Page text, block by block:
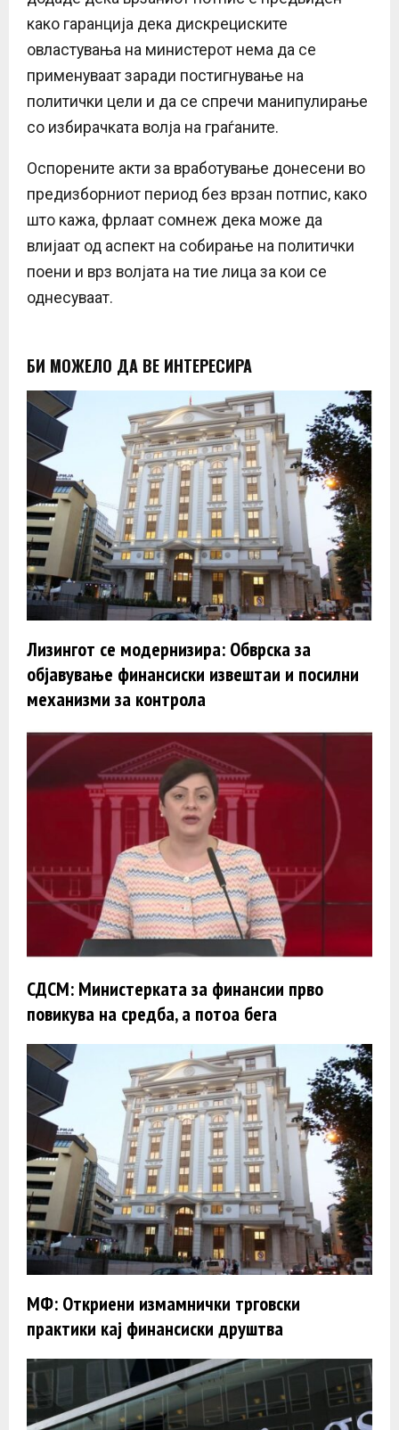
како гаранција дека дискрециските
овластувања на министерот нема да се
применуваат заради постигнување на
политички цели и да се спречи манипулирање
со избирачката волја на граѓаните.
Оспорените акти за вработување донесени во
предизборниот период без врзан потпис, како
што кажа, фрлаат сомнеж дека може да
влијаат од аспект на собирање на политички
поени и врз волјата на тие лица за кои се
однесуваат.
БИ МОЖЕЛО ДА ВЕ ИНТЕРЕСИРА
Лизингот се модернизира: Обврска за
објавување финансиски извештаи и посилни
механизми за контрола
СДСМ: Министерката за финансии прво
повикува на средба, а потоа бега
МФ: Откриени измамнички трговски
практики кај финансиски друштва